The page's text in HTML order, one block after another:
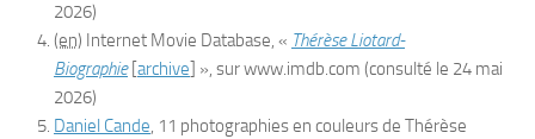
2026)
(en) Internet Movie Database, « Thérèse Liotard-
Biographie[archive] », surwww.imdb.com (consulté le 24 mai
2026)
Daniel Cande, 11 photographies en couleurs de Thérèse